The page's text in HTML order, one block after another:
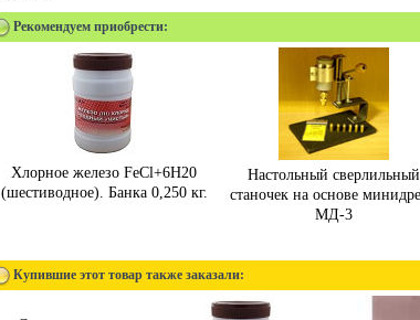
Рекомендуем приобрести:
Хлорное железо FeСl+6H20
(шестиводное). Банка 0,250 кг.
Настольный сверлильный
станочек на основе
МД-3
Купившие этот товар также заказали: